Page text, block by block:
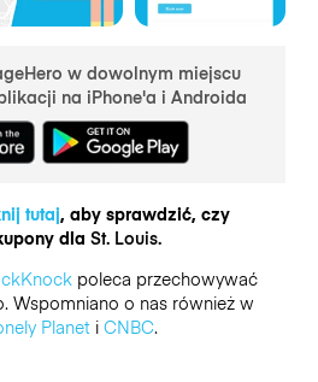
w dowolnym miejscu
na iPhone'a i Androida
tutaj, aby sprawdzić, czy
dla St. Louis.
poleca przechowywać
Wspomniano o nas również w
Planeti CNBC.